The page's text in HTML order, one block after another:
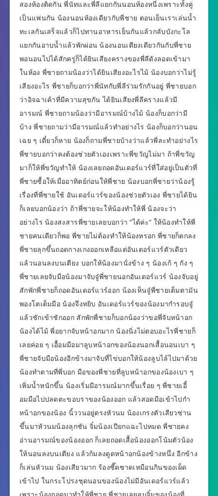
สองห้องติดกัน พี่นัทและพี่ลีแยกกันนอนห้องหนี่งเพราะทั้งคู่
เป็นแฟนกัน น้องนอนห้องเดียวกับพี่ชาย ตอนเย็นเราเล่นน้ำ
ทะเลกันเสร็จแล้วก็ไปทานอาหารเย็นกันแล้วกลับบังกะโล
แยกกันอาบน้ำแล้วพักผ่อน น้องนอนเตียงเดียวกันกับพี่ชาย
พอนอนไปได้สักครู่ก็ได้ยินเสียงครางของพี่ลีดังลอดเข้ามา
ในห้อง พี่ชายถามน้องว่าได้ยินเสียงอะไรไม้ น้องบอกว่าไม่รู้
เสียงอะไร พี่ชายก็บอกว่าพี่นัทกับพี่ลีร่วมรักกันอยู่ พี่ชายบอก
ว่าอิจฉาเค้าที่มีความสุขกัน ได้ยินเสียงพี่ลีครางแล้วมี
อารมณ์ พี่ชายถามน้องว่ามีอารมณ์บ้างไม้ น้องก็บอกว่ามี
บ้าง พี่ชายถามว่ามีอารมณ์แล้วทำอย่างไร น้องก็บอกว่านอน
เฉย ๆ เดี๋ยวก็หาย น้องก็ถามพี่ชายบ้างว่าแล้วพี่ละทำอย่างไร
พี่ชายบอกว่าคงต้องช่วยตัวเองเพราะพี่ขวัญไม่มา ถ้าพี่ขวัญ
มาก็ให้พี่ขวัญทำให้ น้องเลยถอดอันเดอร์แวร์ที่ใส่อยู่เป็นตัวที่
พี่ชายซื้อให้เมื่ออาทิตย์ก่อนให้พี่ชาย น้องบอกพี่ชายว่าน้องรู้
เรื่องที่พี่ชายใช้ อันเดอร์แวร์ของน้องช่วยตัวเอง พี่ชายได้ยิน
ก็เลยบอกน้องว่า ถ้าพี่ชายจะให้น้องทำให้พี่ น้องจะว่า
อย่างไร น้องสงสารพี่ชายเลยบอกว่า “ได้ค่ะ” ให้น้องทำให้พี่
ชายคนเดียวก็พอ พี่ชายไม่ต้องทำให้น้องหรอก พี่ชายก็ตกลง
พี่ชายลุกขึ้นถอดกางเกงออกเหลือแต่อันเดอร์แวร์ตัวเดียว
แล้วนอนลงบนเตียง บอกให้น้องมานั่งข้าง ๆ น้องเก้ ๆ กัง ๆ
พี่ชายเลยจับมือน้องมาจับจู๋พี่ชายนอกอันเดอร์แวร์ น้องจับอยู่
สักพักพี่ชายก็ถอดอันเดอร์แวร์ออก น้องเห็นจู๋พี่ชายเต็มตามัน
พองโตเต็มมือ น้องจึงหยิบ อันเดอร์แวร์ของน้องมากำรอบจู๋
แล้วชักเข้าชักออก สักพักพี่ชายก็บอกน้องว่าขอพี่จับหน้าอก
น้องได้ไม้ พี่อยากจับหน้าอกมาก น้องนิ่งไม่ตอบอะไรพี่ชายก็
เลยค่อย ๆ เอื้อมมือมาลูบหน้าอกของน้องนอกเสื้อนอนเบา ๆ
พี่ชายจับมือน้องอีกข้างมาจับที่ไข่บอกให้น้องลูบไล้ไปมาด้วย
น้องทำตามที่พี่บอก มือของพี่ชายที่ลูบหน้าอกของน้องเบา ๆ
เพิ่มน้ำหนักขึ้น น้องเริ่มมีอารมณ์มากขึ้นเรื่อย ๆ พี่ชายเอี้
อมมือไปปลดตะขอบราของน้องออก แล้วสอดมือเข้าไปกำ
หน้าอกของน้อง นิ้ววนอยู่ตรงหัวนม น้องเกรงตัวเสียวซ่าน
ขึ้นมาหัวนมน้องลุกชัน จิ๋มน้องเปียกแฉะไปหมด พี่ชายคง
อ่านอารมณ์ของน้องออก ก็เลยถอดเสื้อน้องออกโน้มตัวน้อง
ให้นอนลงบนเตียง แล้วก้มลงดูดหน้าอกน้องข้างหนึ่ง อีกข้าง
ก็เล่นหัวนม น้องเสียวมาก ร้องซี๊ดซาดเหมือนกินของเผ็ด
เข้าไป ในกระโปรงชุดนอนของน้องไม่มีอันเดอร์แวร์แล้ว